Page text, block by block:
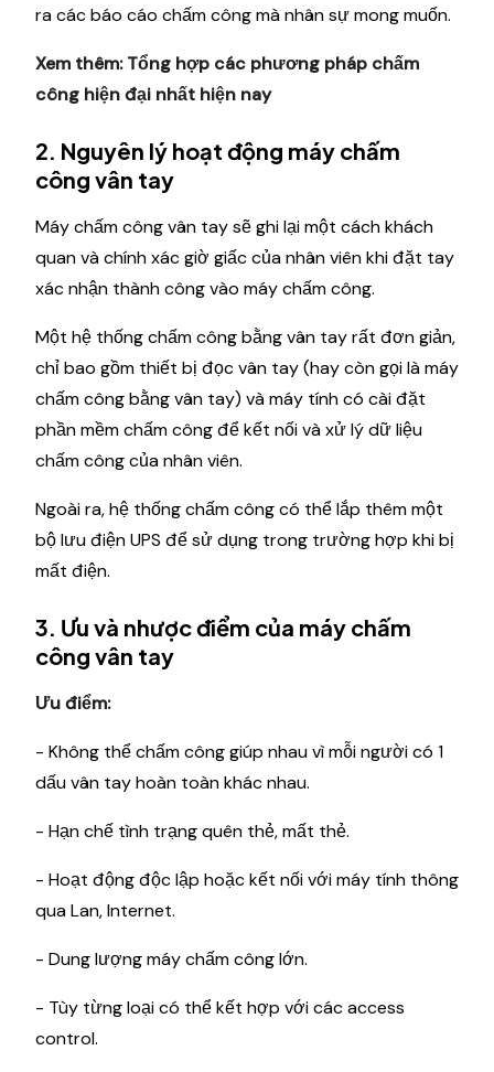
ra các báo cáo chấm công mà nhân sự mong muốn.
Xem thêm:Tổng hợp các phương pháp chấm
công hiện đại nhất hiện nay
2. Nguyên lý hoạt động máy chấm
công vân tay
Máy chấm công vân tay sẽ ghi lại một cách khách
quan và chính xác giờ giấc của nhân viên khi đặt tay
xác nhận thành công vào máy chấm công.
Một hệ thống chấm công bằng vân tay rất đơn giản,
chỉ bao gồm thiết bị đọc vân tay (hay còn gọi là máy
chấm công bằng vân tay) và máy tính có cài đặt
phần mềm chấm công để kết nối và xử lý dữ liệu
chấm công của nhân viên.
Ngoài ra, hệ thống chấm công có thể lắp thêm một
bộ lưu điện UPS để sử dụng trong trường hợp khi bị
mất điện.
3. Ưu và nhược điểm của máy chấm
công vân tay
Ưu điểm:
- Không thể chấm công giúp nhau vì mỗi người có 1
dấu vân tay hoàn toàn khác nhau.
- Hạn chế tình trạng quên thẻ, mất thẻ.
- Hoạt động độc lập hoặc kết nối với máy tính thông
qua Lan, Internet.
- Dung lượng máy chấm công lớn.
- Tùy từng loại có thể kết hợp với các access
control.